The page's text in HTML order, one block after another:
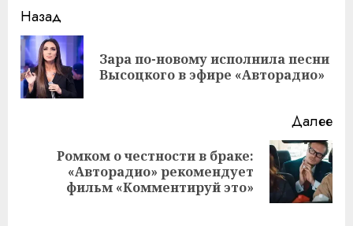
Навигация
записи
Назад
Зара по-новому исполнила песни
Высоцкого в эфире «Авторадио»
Далее
Следующая
запись:
Ромком о честности в браке:
«Авторадио» рекомендует
фильм «Комментируй это»